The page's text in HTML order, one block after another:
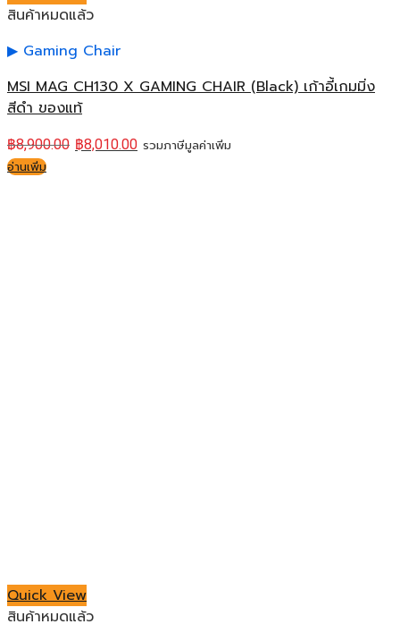
สินค้าหมดแล้ว
Gaming Chair
MSI MAG CH130 X GAMING CHAIR (Black) เก้าอี้เกมมิ่ง
สีดำ ของแท้
฿8,900.00 ฿8,010.00 รวมภาษีมูลค่าเพิ่ม
อ่านเพิ่ม
Quick View
สินค้าหมดแล้ว